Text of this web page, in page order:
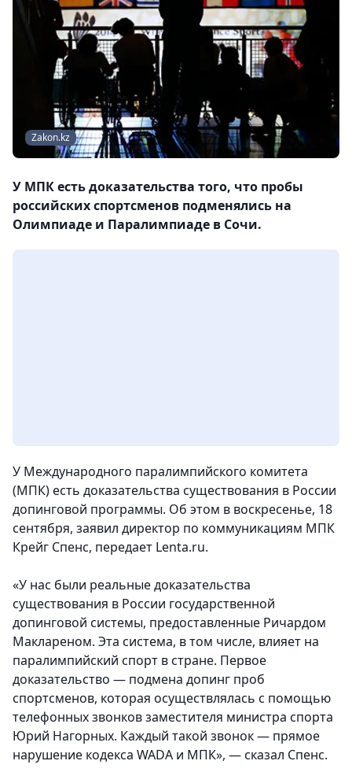
Zakon.kz
У МПК есть доказательства того, что пробы
российских спортсменов подменялись на
Олимпиаде и Паралимпиаде в Сочи.
У Международного паралимпийского комитета
(МПК) есть доказательства существования в России
допинговой программы. Об этом в воскресенье, 18
сентября, заявил директор по коммуникациям МПК
Крейг Спенс, передает Lenta.ru.
«У нас были реальные доказательства
существования в России государственной
допинговой системы, предоставленные Ричардом
Маклареном. Эта система, в том числе, влияет на
паралимпийский спорт в стране. Первое
доказательство — подмена допинг проб
спортсменов, которая осуществлялась с помощью
телефонных звонков заместителя министра спорта
Юрий Нагорных. Каждый такой звонок — прямое
нарушение кодекса WADA и МПК», — сказал Спенс.